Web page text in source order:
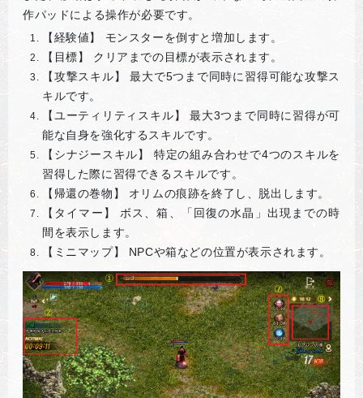
作パッドによる操作が必要です。
【経験値】 モンスターを倒すと増加します。
【目標】 クリアまでの目標が表示されます。
【攻撃スキル】 最大で5つまで同時に習得可能な攻撃ス
キルです。
【ユーティリティスキル】 最大3つまで同時に習得が可
能な自身を強化するスキルです。
【シナジースキル】 特定の組み合わせで4つのスキルを
習得した際に習得できるスキルです。
【帰還の巻物】 オリムの痕跡を終了し、脱出します。
【タイマー】 ボス、箱、「回復の水晶」出現までの時
間を表示します。
【ミニマップ】 NPCや箱などの位置が表示されます。